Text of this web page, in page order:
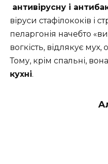
антивірусну і
віруси стафілококів і
пеларгонія начебто
вогкість, відлякує мух,
Тому, крім спальні, вона
кухні.